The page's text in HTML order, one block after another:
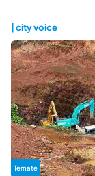
| city voice
Ternate